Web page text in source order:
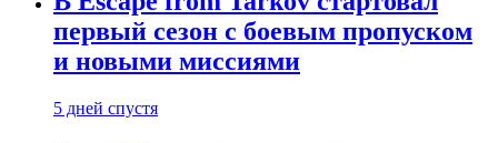
первый сезон с боевым пропуском
и новыми миссиями
5 дней спустя